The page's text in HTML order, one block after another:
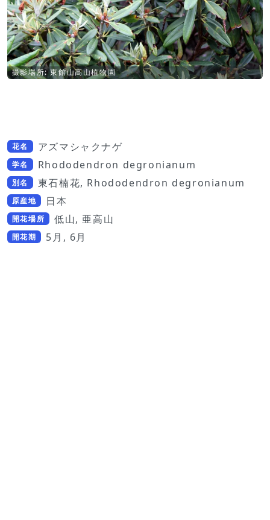
撮影場所: 東館山高山植物園
花名 アズマシャクナゲ
学名 Rhododendron degronianum
別名 東石楠花, Rhododendron degronianum
原産地 日本
開花場所 低山, 亜高山
開花期 5月, 6月